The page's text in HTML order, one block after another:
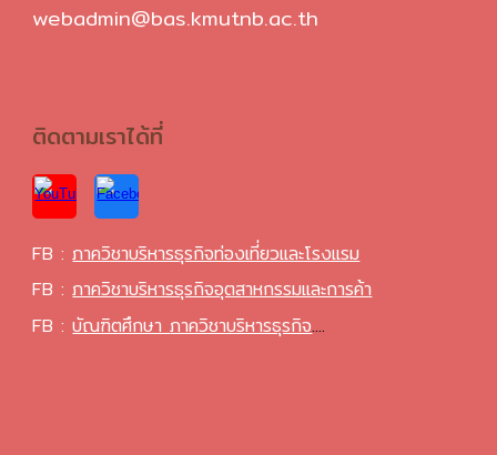
webadmin@bas.kmutnb.ac.th
ติดตามเราได้ที่
FB :ภาควิชาบริหารธุรกิจท่องเที่ยวและโรงแรม
FB :ภาควิชาบริหารธุรกิจอุตสาหกรรมและการค้า
FB :บัณฑิตศึกษาภาควิชาบริหารธุรกิจ....